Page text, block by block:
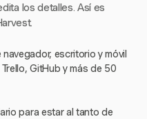
los detalles. Así es
escritorio y móvil
GitHub y más de 50
para estar al tanto de